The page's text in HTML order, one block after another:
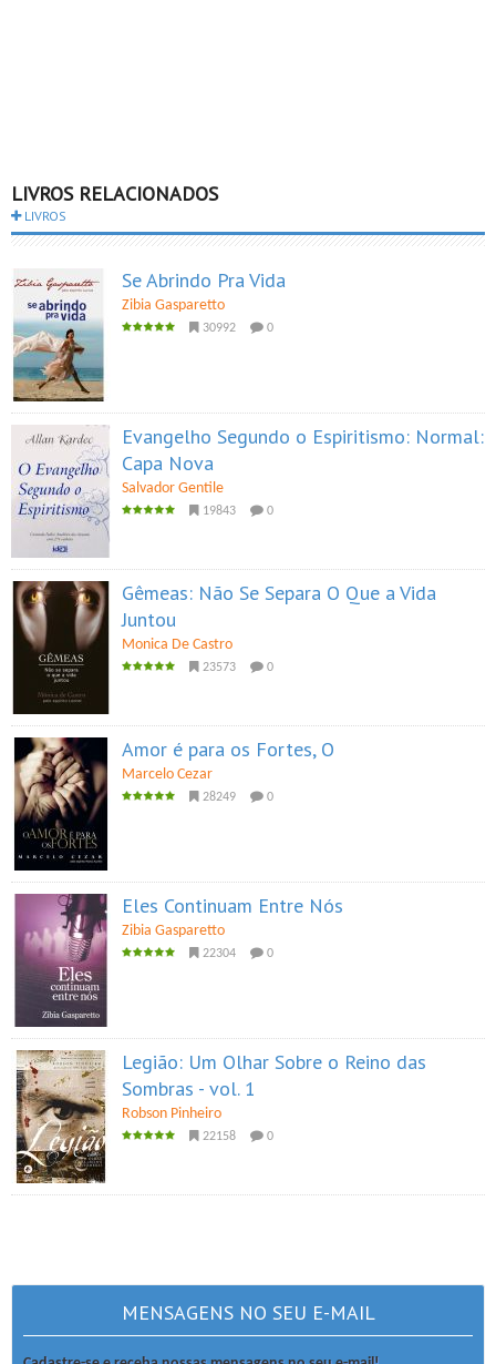
LIVROS RELACIONADOS
LIVROS
Se Abrindo Pra Vida
Zibia Gasparetto
30992 0
Evangelho Segundo o Espiritismo: Normal:
Capa Nova
Salvador Gentile
19843 0
Gêmeas: Não Se Separa O Que a Vida
Juntou
Monica De Castro
23573 0
Amor é para os Fortes, O
Marcelo Cezar
28249 0
Eles Continuam Entre Nós
Zibia Gasparetto
22304 0
Legião: Um Olhar Sobre o Reino das
Sombras - vol. 1
Robson Pinheiro
22158 0
MENSAGENS NO SEU E-MAIL